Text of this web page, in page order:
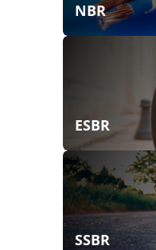
NBR
ESBR
SSBR